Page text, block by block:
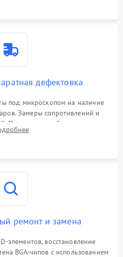
дефектовка
под микроскопом на наличие
Замеры сопротивлений и
Проверка цепей питания,
процессора и видеочипа.
ремонт и замена
элементов, восстановление
BGA-чипов с использованием